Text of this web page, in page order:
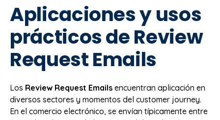
Aplicaciones y usos
prácticos de Review
Request Emails
Los Review Request Emails encuentran aplicación en
diversos sectores y momentos del customer journey.
En el comercio electrónico, se envían típicamente entre